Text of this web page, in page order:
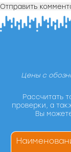
Цены с
Рассчитать
проверки, а
Вы